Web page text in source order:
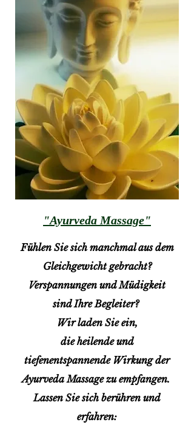
"Ayurveda Massage"
Fühlen Sie sich manchmal aus dem
Gleichgewicht gebracht?
Verspannungen und Müdigkeit
sind Ihre Begleiter?
Wir laden Sie ein,
die heilende und
tiefenentspannende Wirkung der
Ayurveda Massage zu empfangen.
Lassen Sie sich berühren und
erfahren: